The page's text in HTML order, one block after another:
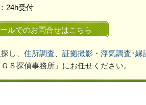
24h受付
ルでのお問合せはこちら
探し、 住所調査 証拠撮影 ・ 浮気調査･縁
８探偵事務所」 にお任せください。